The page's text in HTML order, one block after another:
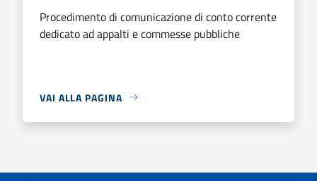
Procedimento di comunicazione di conto corrente
dedicato ad appalti e commesse pubbliche
VAI ALLA PAGINA